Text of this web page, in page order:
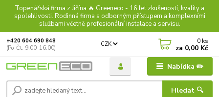
Topenářská firma z Jičína 🔥 Greeneco - 16 let zkušeností, kvality a
spolehlivosti. Rodinná firma s odborným přístupem a komplexními
službami včetně profesionální instalace a servisu.
Nabídka ✏️
CZK
Hledat 🔍
+420 604 690 848
(Po-Čt: 9:00-16:00)
0 ks
za 0,00 Kč